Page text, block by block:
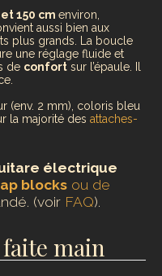
et 150 cm environ,
aussi bien aux
plus grands. La boucle
une réglage fluide et
de confort sur l’épaule. Il
(env. 2 mm), coloris bleu
la majorité des attaches-
électrique
blocks ou de
(voir FAQ).
main